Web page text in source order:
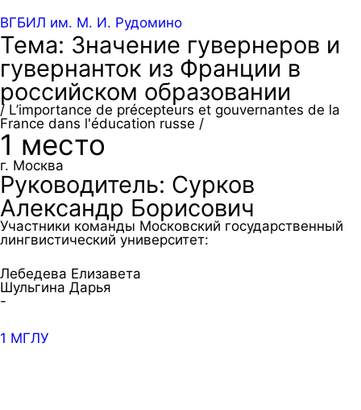
ВГБИЛ им. М. И. Рудомино
Тема: Значение гувернеров и
гувернанток из Франции в
российском образовании
/ L’importance de précepteurs et gouvernantes de la
France dans l'éducation russe /
1 место
г. Москва
Руководитель: Сурков
Александр Борисович
Участники команды Московский государственный
лингвистический университет:
Лебедева Елизавета
Шульгина Дарья
-
1 МГЛУ